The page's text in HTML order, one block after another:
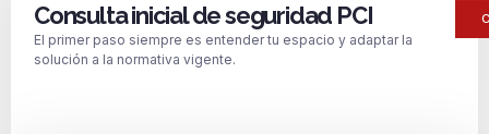
Consulta inicial de seguridad PCI
El primer paso siempre es entender tu espacio y adaptar la
solución a la normativa vigente.